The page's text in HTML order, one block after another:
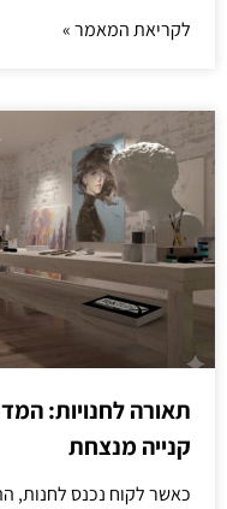
לקריאת המאמר »
תאורה לחנויות:
קנייה מנצחת
כאשר לקוח נכנס לחנות,